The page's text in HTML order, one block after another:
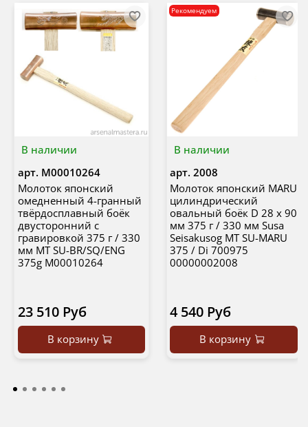
В наличии
арт. М00010264
Молоток японский
омедненный 4-гранный
твёрдосплавный боёк
двусторонний с
гравировкой 375 г / 330
мм MT SU-BR/SQ/ENG
375g М00010264
23 510 Руб
В корзину
В наличии
Рекомендуем
арт. 2008
Молоток японский MARU
цилиндрический
овальный боёк D 28 х 90
мм 375 г / 330 мм Susa
Seisakusog MT SU-MARU
375 / Di 700975
00000002008
4 540 Руб
В корзину